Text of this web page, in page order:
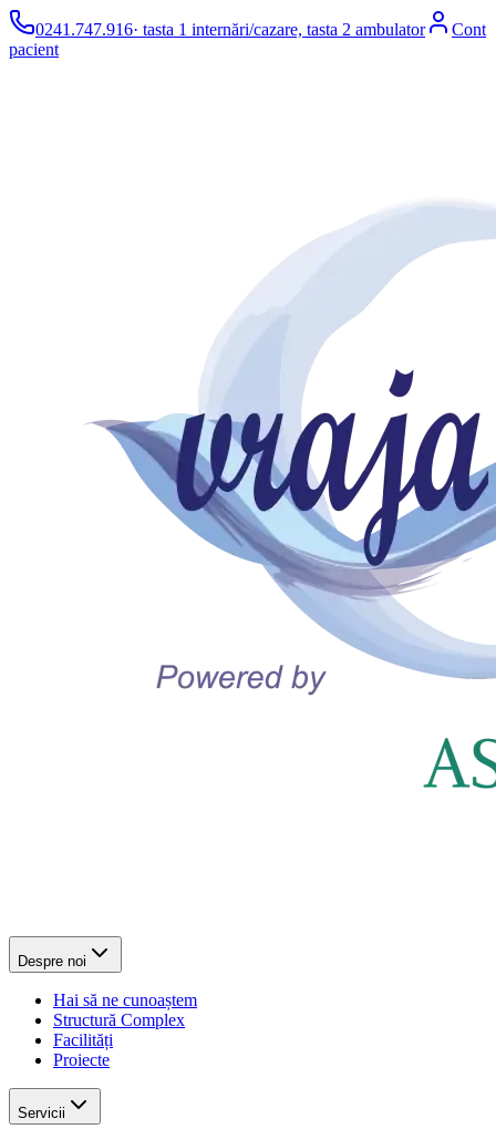
0241.747.916· tasta 1 internări/cazare, tasta 2 ambulator
Cont
pacient
Despre noi
Hai să ne cunoaștem
Structură Complex
Facilități
Proiecte
Servicii